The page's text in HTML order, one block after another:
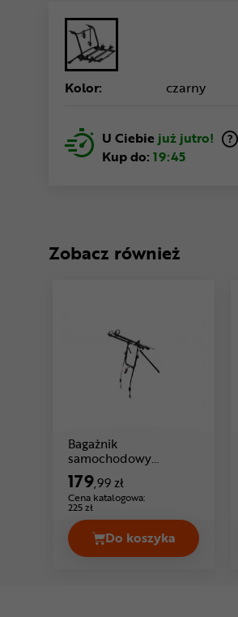
Kolor: czarny
U Ciebie już jutro!
Kup do: 19:45
Zobacz również
Bagażnik
samochodowy
PERUZZO New
Cruiser
179,99 zł
Cena katalogowa:
225 zł
Do koszyka
Bagażnik